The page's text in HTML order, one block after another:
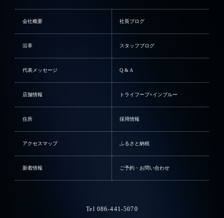
会社概要 社長ブログ
沿革 スタッフブログ
代表メッセージ Q & A
店舗情報 トライフープ×インブルー
住所 採用情報
アクセスマップ ふるさと納税
新着情報 ご予約・お問い合わせ
Tel 086-441-5070